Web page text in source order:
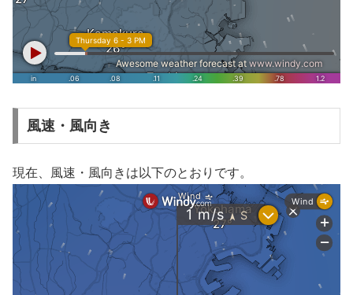
風速・風向き
現在、風速・風向きは以下のとおりです。